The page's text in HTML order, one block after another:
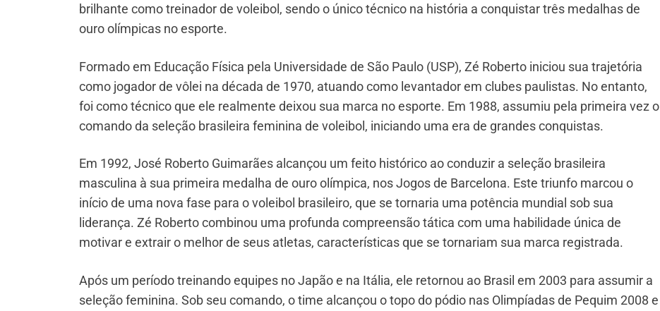
brilhante como treinador de voleibol, sendo o único técnico na história a conquistar três medalhas de
ouro olímpicas no esporte.
Formado em Educação Física pela Universidade de São Paulo (USP), Zé Roberto iniciou sua trajetória
como jogador de vôlei na década de 1970, atuando como levantador em clubes paulistas. No entanto,
foi como técnico que ele realmente deixou sua marca no esporte. Em 1988, assumiu pela primeira vez o
comando da seleção brasileira feminina de voleibol, iniciando uma era de grandes conquistas.
Em 1992, José Roberto Guimarães alcançou um feito histórico ao conduzir a seleção brasileira
masculina à sua primeira medalha de ouro olímpica, nos Jogos de Barcelona. Este triunfo marcou o
início de uma nova fase para o voleibol brasileiro, que se tornaria uma potência mundial sob sua
liderança. Zé Roberto combinou uma profunda compreensão tática com uma habilidade única de
motivar e extrair o melhor de seus atletas, características que se tornariam sua marca registrada.
Após um período treinando equipes no Japão e na Itália, ele retornou ao Brasil em 2003 para assumir a
seleção feminina. Sob seu comando, o time alcançou o topo do pódio nas Olimpíadas de Pequim 2008 e